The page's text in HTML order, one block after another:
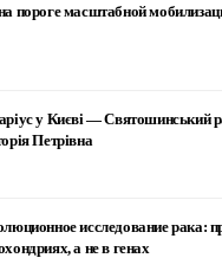
пороге масштабной
у Києві — Святошинський
Петрівна
исследование рака:
а не в генах